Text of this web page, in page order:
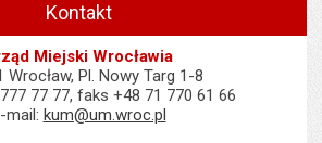
Kontakt
Miejski Wrocławia
Wrocław, Pl. Nowy Targ 1-8
77 77, faks +48 71 770 61 66
mail: kum@um.wroc.pl